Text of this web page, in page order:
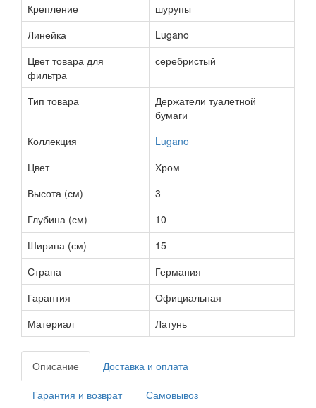
Крепление
шурупы
Линейка
Lugano
Цвет товара для
фильтра
серебристый
Тип товара
Держатели туалетной
бумаги
Коллекция
Lugano
Цвет
Хром
Высота (см)
3
Глубина (см)
10
Ширина (см)
15
Страна
Германия
Гарантия
Официальная
Материал
Латунь
Описание Доставка и оплата
Гарантия и возврат
Самовывоз